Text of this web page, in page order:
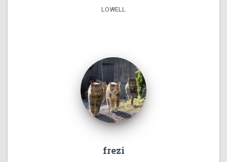
LOWELL
frezi